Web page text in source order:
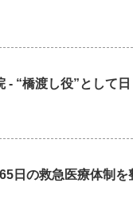
- “橋渡し役”として
日の救急医療体制